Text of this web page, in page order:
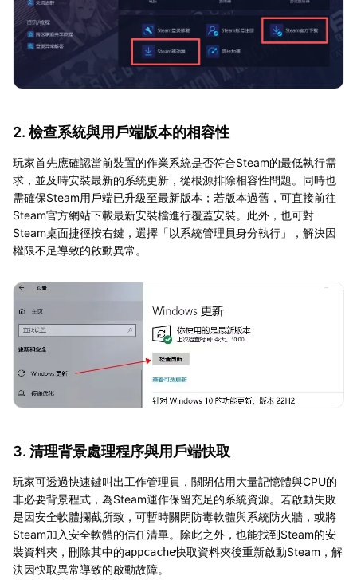
2. 檢查系統與用戶端版本的相容性
玩家首先應確認當前裝置的作業系統是否符合Steam的最低執行需
求，並及時安裝最新的系統更新，從根源排除相容性問題。同時也
需確保Steam用戶端已升級至最新版本；若版本過舊，可直接前往
Steam官方網站下載最新安裝檔進行覆蓋安裝。此外，也可對
Steam桌面捷徑按右鍵，選擇「以系統管理員身分執行」，解決因
權限不足導致的啟動異常。
3. 清理背景處理程序與用戶端快取
玩家可透過快速鍵叫出工作管理員，關閉佔用大量記憶體與CPU的
非必要背景程式，為Steam運作保留充足的系統資源。若啟動失敗
是因安全軟體攔截所致，可暫時關閉防毒軟體與系統防火牆，或將
Steam加入安全軟體的信任清單。除此之外，也能找到Steam的安
裝資料夾，刪除其中的appcache快取資料夾後重新啟動Steam，解
決因快取異常導致的啟動故障。